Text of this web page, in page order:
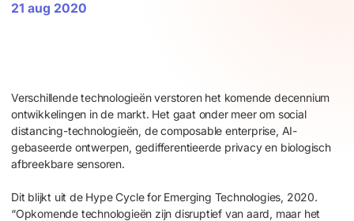
21 aug 2020
Verschillende technologieën verstoren het komende decennium
ontwikkelingen in de markt. Het gaat onder meer om social
distancing-technologieën, de composable enterprise, AI-
gebaseerde ontwerpen, gedifferentieerde privacy en biologisch
afbreekbare sensoren.
Dit blijkt uit de Hype Cycle for Emerging Technologies, 2020.
“Opkomende technologieën zijn disruptief van aard, maar het